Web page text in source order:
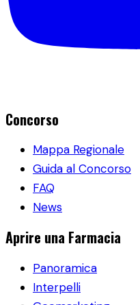
Concorso
Mappa Regionale
Guida al Concorso
FAQ
News
Aprire una Farmacia
Panoramica
Interpelli